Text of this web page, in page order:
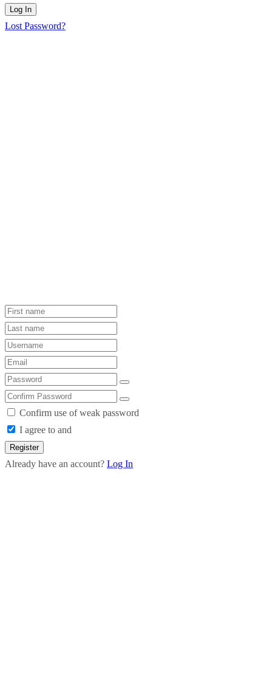
Log In
Lost Password?
Confirm use of weak password
I agree to and
Register
Already have an account? Log In